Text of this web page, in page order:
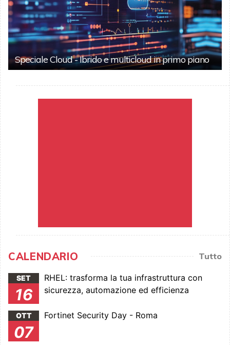
Speciale Cloud - Ibrido e multicloud in primo piano
CALENDARIO Tutto
SET
16
RHEL: trasforma la tua infrastruttura con
sicurezza, automazione ed efficienza
OTT
07
Fortinet Security Day - Roma